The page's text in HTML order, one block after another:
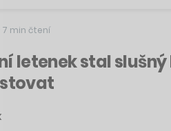
7 min čtení
letenek stal